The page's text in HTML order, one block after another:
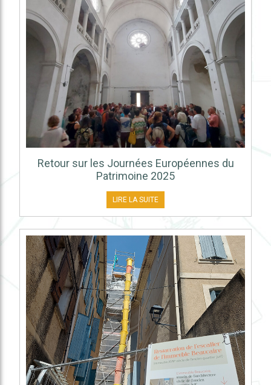
Retour sur les Journées Européennes du
Patrimoine 2025
LIRE LA SUITE